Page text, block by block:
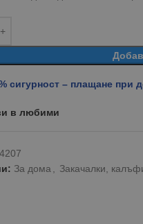
сигурност – плащане при
в любими
За дома Закачалки,